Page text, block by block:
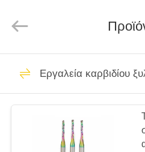
ΣΠΊΤΙ
ΠΡΟΪΌΝΤΑ
ΠΕΡΊΠΟΥ
Rights
Reserved.
ECER
Εργαλεία
Εργαλεία καρβιδίου